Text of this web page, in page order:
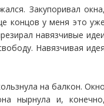
Закупоривал
концов у меня это
навязчивые
Навязчивая
на балкон.
нырнула и,